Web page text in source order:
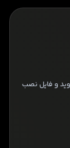
و فایل نصب